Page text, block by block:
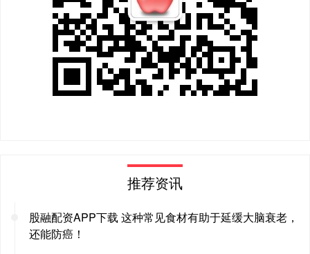
推荐资讯
股融配资APP下载 这种常见食材有助于延缓大脑衰老，
还能防癌！